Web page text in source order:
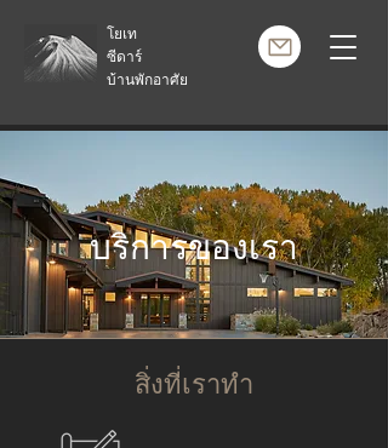
โยเท
ซีดาร์
บ้านพักอาศัย
บริการของเรา
สิ่งที่เราทำ